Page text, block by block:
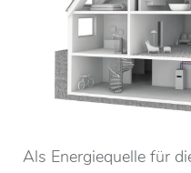
Als Energiequelle für